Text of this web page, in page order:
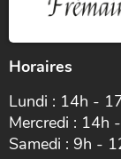
Horaires
Lundi : 14h -
Mercredi : 14h
Samedi : 9h -